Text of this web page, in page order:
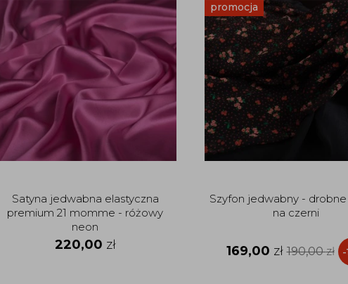
Satyna jedwabna elastyczna
premium 21 momme - różowy
neon
220,00 zł
promocja
Szyfon jedwabny -
na czerni
169,00 zł 190,00zł -